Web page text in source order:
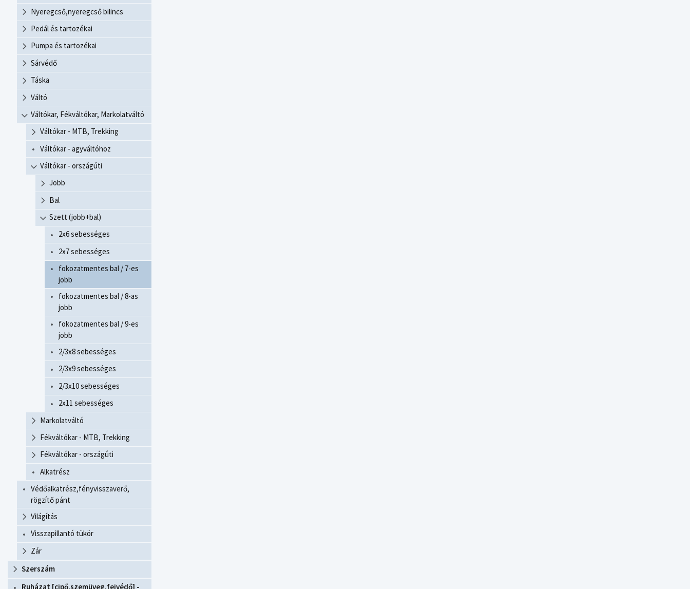
Nyeregcső,nyeregcső bilincs
Pedál és tartozékai
Pumpa és tartozékai
Sárvédő
Táska
Váltó
Váltókar, Fékváltókar, Markolatváltó
Váltókar - MTB, Trekking
Váltókar - agyváltóhoz
Váltókar - országúti
Jobb
Bal
Szett (jobb+bal)
2x6 sebességes
2x7 sebességes
fokozatmentes bal / 7-es
jobb
fokozatmentes bal / 8-as
jobb
fokozatmentes bal / 9-es
jobb
2/3x8 sebességes
2/3x9 sebességes
2/3x10 sebességes
2x11 sebességes
Markolatváltó
Fékváltókar - MTB, Trekking
Fékváltókar - országúti
Alkatrész
Védőalkatrész,fényvisszaverő,
rögzítő pánt
Világítás
Visszapillantó tükör
Zár
Szerszám
Ruházat [cipő,szemüveg,fejvédő] -